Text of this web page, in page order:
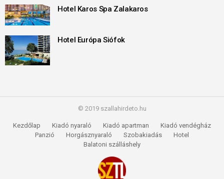
Hotel Karos Spa Zalakaros
Hotel Európa Siófok
© 2019 szallahirdeto.hu
Kezdőlap Kiadó nyaraló Kiadó apartman
Kiadó vendégház
Panzió
Horgásznyaraló Szobakiadás
Hotel
Balatoni szálláshely